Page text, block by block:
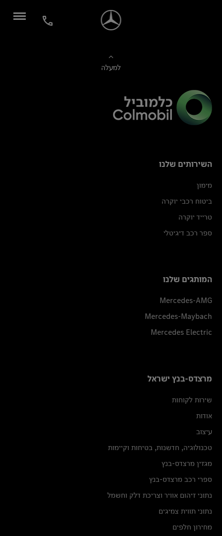
למעלה
השירותים שלנו
מימון
ביטוח רכבי יוקרה
טרייד יוקרה
ספר רכב דיגיטלי
המותגים שלנו
Mercedes-AMG
Mercedes-Maybach
Mercedes Electric
מרצדס-בנץ ישראל
שירות לקוחות
אודות
עיצוב
טכנולוגיה, חדשנות, בטיחות וקיימות
מגזין מרצדס-בנץ
ספרי רכב מרצדס-בנץ
נתוני זיהום אוויר וצריכת דלק וחשמל
נתוני תווית צמיגים
מחירון חלפים